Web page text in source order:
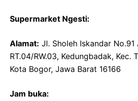
Supermarket Ngesti:
Alamat: Jl. Sholeh Iskandar No.91
RT.04/RW.03, Kedungbadak, Kec.
Kota Bogor, Jawa Barat 16166
Jam buka: